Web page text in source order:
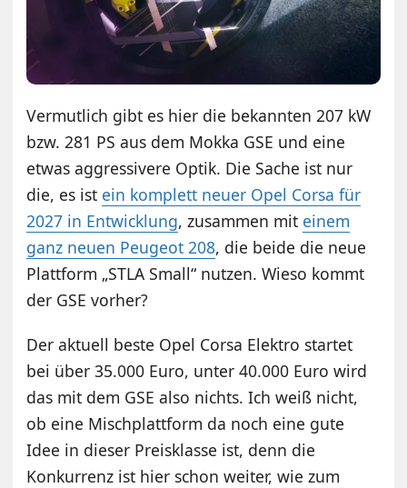
Vermutlich gibt es hier die bekannten 207 kW
bzw. 281 PS aus dem Mokka GSE und eine
etwas aggressivere Optik. Die Sache ist nur
die, es ist ein komplett neuer Opel Corsa für
2027 in Entwicklung, zusammen mit einem
ganz neuen Peugeot 208, die beide die neue
Plattform „STLA Small“ nutzen. Wieso kommt
der GSE vorher?
Der aktuell beste Opel Corsa Elektro startet
bei über 35.000 Euro, unter 40.000 Euro wird
das mit dem GSE also nichts. Ich weiß nicht,
ob eine Mischplattform da noch eine gute
Idee in dieser Preisklasse ist, denn die
Konkurrenz ist hier schon weiter, wie zum